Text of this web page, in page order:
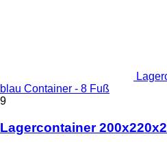
blau Container - 8 Fuß
9
Lagercontainer